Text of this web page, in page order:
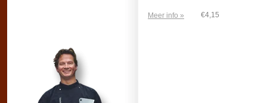
Meer info » €4,15